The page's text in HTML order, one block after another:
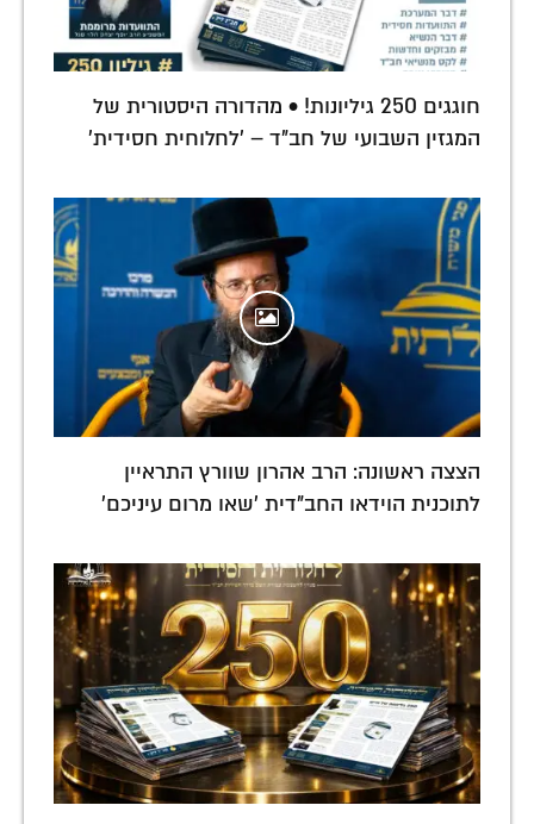
חוגגים 250 גיליונות! • מהדורה היסטורית של
המגזין השבועי של חב"ד – 'לחלוחית חסידית'
הצצה ראשונה: הרב אהרון שוורץ התראיין
לתוכנית הוידאו החב"דית 'שאו מרום עיניכם'